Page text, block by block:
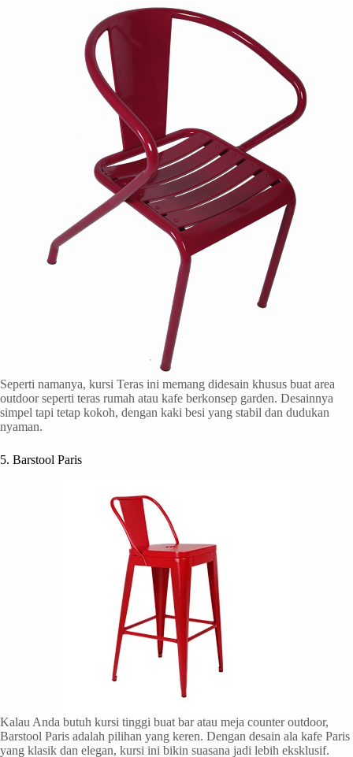
Seperti namanya, kursi Teras ini memang didesain khusus buat area
outdoor seperti teras rumah atau kafe berkonsep garden. Desainnya
simpel tapi tetap kokoh, dengan kaki besi yang stabil dan dudukan
nyaman.
5. Barstool Paris
Kalau Anda butuh kursi tinggi buat bar atau meja counter outdoor,
Barstool Paris adalah pilihan yang keren. Dengan desain ala kafe Paris
yang klasik dan elegan, kursi ini bikin suasana jadi lebih eksklusif.